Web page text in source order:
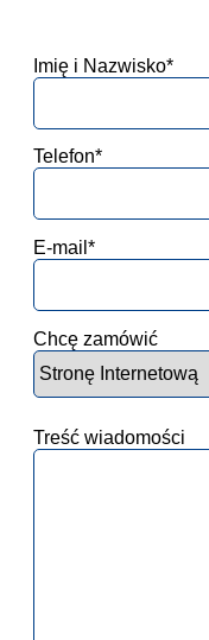
Imię i Nazwisko*
Telefon*
E-mail*
Chcę zamówić
Treść wiadomości